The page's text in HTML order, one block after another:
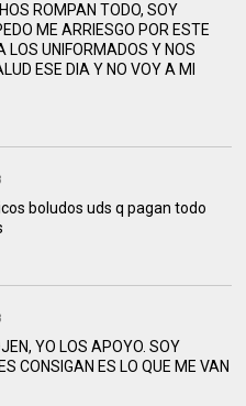
ROMPAN TODO, SOY
ME ARRIESGO POR ESTE
LOS UNIFORMADOS Y NOS
ESE DIA Y NO VOY A MI
boludos uds q pagan todo
YO LOS APOYO. SOY
CONSIGAN ES LO QUE ME VAN